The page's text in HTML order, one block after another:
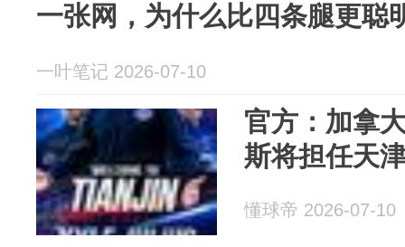
一张网，为什么比四条腿更聪
一叶笔记 2026-07-10
官方：加拿
斯将担任天
懂球帝 2026-07-10